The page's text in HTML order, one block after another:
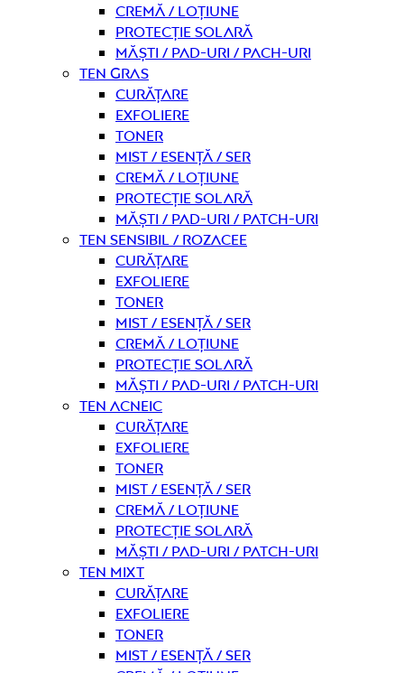
Cremă / Loțiune
Protecție solară
Măști / Pad-uri / Pach-uri
Ten gras
curățare
Exfoliere
Toner
Mist / Esență / Ser
Cremă / Loțiune
Protecție solară
Măști / Pad-uri / Patch-uri
Ten sensibil / rozacee
curățare
Exfoliere
Toner
Mist / Esență / Ser
Cremă / Loțiune
Protecție solară
Măști / Pad-uri / Patch-uri
Ten acneic
curățare
Exfoliere
Toner
Mist / Esență / Ser
Cremă / Loțiune
Protecție solară
Măști / Pad-uri / Patch-uri
Ten mixt
curățare
Exfoliere
Toner
Mist / Esență / Ser